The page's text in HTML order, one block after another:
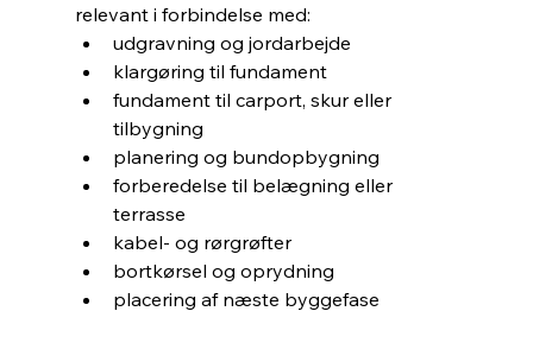
relevant i forbindelse med:
udgravning og jordarbejde
klargøring til fundament
fundament til carport, skur eller
tilbygning
planering og bundopbygning
forberedelse til belægning eller
terrasse
kabel- og rørgrøfter
bortkørsel og oprydning
placering af næste byggefase